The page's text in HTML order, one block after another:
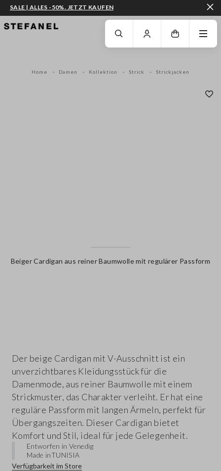
ZUM HAUPTINHALT SPRINGEN GEHEN SIE ZUM ENDE DER SEITE
SALE | ALLES -50%. JETZT KAUFEN
Home Damen Kollektion Strick Strickjacken
Beiger Cardigan aus reiner Baumwolle mit regulärer Passform
Der beige Cardigan mit V-Ausschnitt ist ein
unverzichtbares Kleidungsstück für die
Damenmode, aus reiner Baumwolle mit einem
Strickmuster, das Charakter verleiht. Er hat eine
reguläre Passform mit langen Ärmeln, perfekt für
Übergangszeiten. Dieser Cardigan bietet
Komfort und Stil, ideal für jede Gelegenheit.
Entworfen in Venedig
Made inTUNISIA
Verfügbarkeit im Store